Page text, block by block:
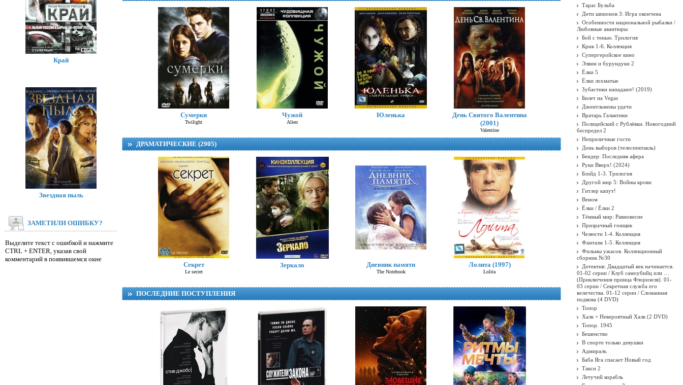
Алиса в стране чудес (Д.Депп)
Сумерки
Twilight
Чужой
Alien
Юленька
День Святого Валентина
(2001)
Valentine
ДРАМАТИЧЕСКИЕ (2905)
Секрет
Le secret
Зеркало Дневник памяти
The Notebook
Лолита (1997)
Lolita
ПОСЛЕДНИЕ ПОСТУПЛЕНИЯ
Край
Звездная пыль
ЗАМЕТИЛИ ОШИБКУ?
Выделите текст с ошибкой и нажмите
CTRL + ENTER, указав свой
комментарий в появившемся окне
Тарас Бульба
Дети шпионов 3: Игра окончена
Особенности национальной рыбалки /
Любовные авантюры
Бой с тенью. Трилогия
Крик 1-6. Коллекция
Супергеройское кино
Элвин и бурундуки 2
Ёлки 5
Ёлки лохматые
Зубастики нападают! (2019)
Билет на Vegas
Джентльмены удачи
Вратарь Галактики
Полицейский с Рублёвки. Новогодний
беспредел 2
Неприличные гости
День выборов (телеспектакль)
Бендер: Последняя афера
Руки Вверх! (2024)
Блэйд 1-3. Трилогия
Другой мир 5: Войны крови
Гитлер капут!
Веном
Ёлки / Ёлки 2
Тёмный мир: Равновесие
Призрачный гонщик
Челюсти 1-4. Коллекция
Фантазм 1-5. Коллекция
Фильмы ужасов. Коллекционный
сборник №30
Детектив: Двадцатый век начинается.
01-02 серии / Клуб самоубийц или …
(Приключения принца Флоризеля). 01-
03 серии / Секретная служба его
величества. 01-12 серии / Сломанная
подкова (4 DVD)
Топор
Халк + Невероятный Халк (2 DVD)
Топор. 1945
Бешенство
В спорте только девушки
Адмиралъ
Баба Яга спасает Новый год
Такси 2
Летучий корабль